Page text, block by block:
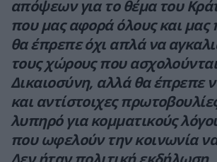
απόψεων για το θέμα του
που μας αφορά όλους και μας
θα έπρεπε όχι απλά να
τους χώρους που
Δικαιοσύνη, αλλά θα έπρεπε
και αντίστοιχες
λυπηρό για κομματικούς
που ωφελούν την κοινωνία